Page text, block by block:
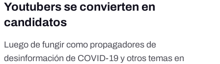
Youtubers se convierten en
candidatos
Luego de fungir como propagadores de
desinformación de COVID-19 y otros temas en